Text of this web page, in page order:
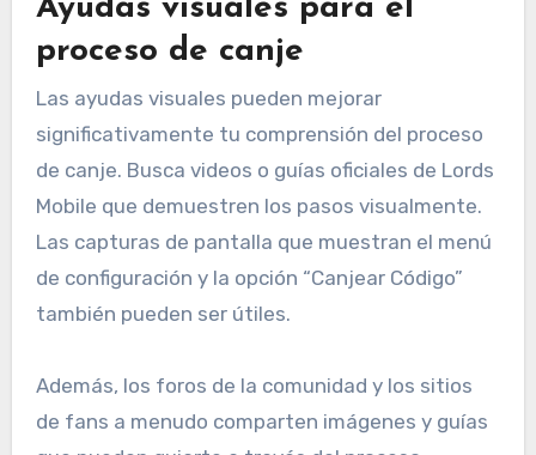
Ayudas visuales para el
proceso de canje
Las ayudas visuales pueden mejorar
significativamente tu comprensión del proceso
de canje. Busca videos o guías oficiales de Lords
Mobile que demuestren los pasos visualmente.
Las capturas de pantalla que muestran el menú
de configuración y la opción “Canjear Código”
también pueden ser útiles.
Además, los foros de la comunidad y los sitios
de fans a menudo comparten imágenes y guías